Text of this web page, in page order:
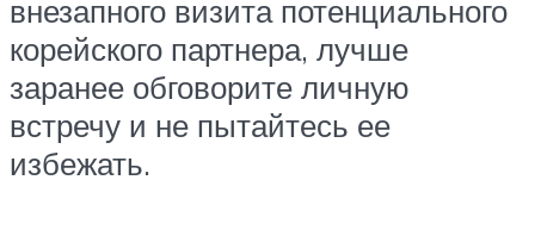
внезапного визита потенциального
корейского партнера, лучше
заранее обговорите личную
встречу и не пытайтесь ее
избежать.